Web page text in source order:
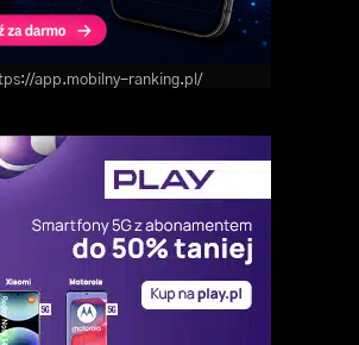
app.mobilny-ranking.pl/